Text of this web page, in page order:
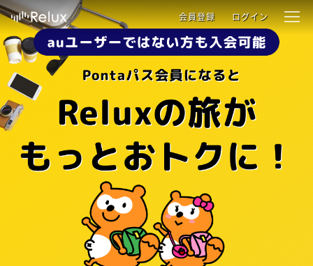
会員登録 ログイン